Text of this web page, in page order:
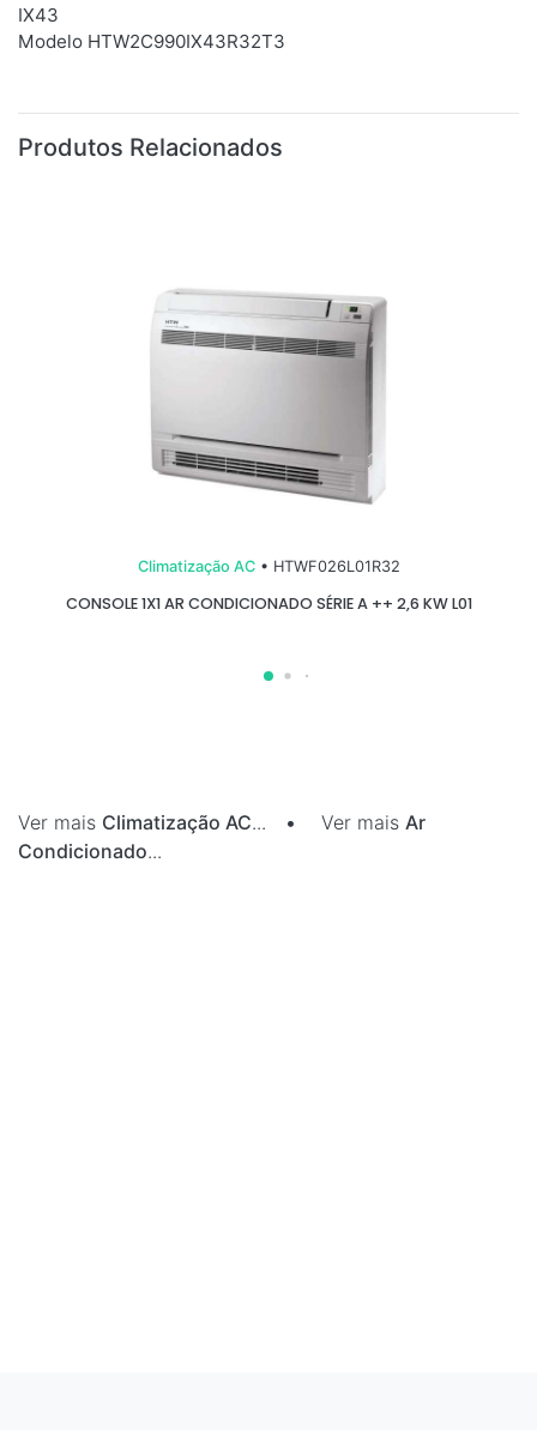
IX43
Modelo HTW2C990IX43R32T3
Produtos Relacionados
Climatização AC• HTWF026L01R32
CONSOLE 1X1 AR CONDICIONADO SÉRIE A ++ 2,6 KW L01
Ver mais Climatização AC... • Ver mais Ar
Condicionado...